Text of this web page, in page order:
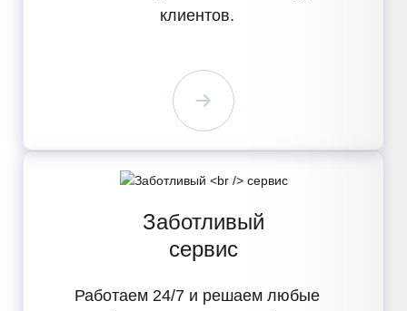
клиентов.
Заботливый
сервис
Работаем 24/7 и решаем любые